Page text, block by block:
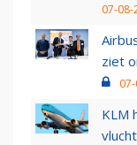
07-08-
ziet
KLM